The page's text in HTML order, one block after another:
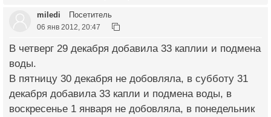
miledi Посетитель
06 янв 2012, 20:47
В четверг 29 декабря добавила 33 каплии и подмена
воды.
В пятницу 30 декабря не добовляла, в субботу 31
декабря добавила 33 капли и подмена воды, в
воскресенье 1 января не добовляла, в понедельник